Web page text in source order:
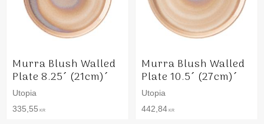
Murra Blush Walled
Plate 8.25´ (21cm)´
Utopia
335,55 KR
Murra Blush Walled
Plate 10.5´ (27cm)´
Utopia
442,84 KR